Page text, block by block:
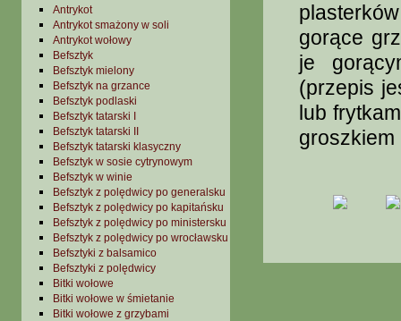
Antrykot
Antrykot smażony w soli
Antrykot wołowy
Befsztyk
Befsztyk mielony
Befsztyk na grzance
Befsztyk podlaski
Befsztyk tatarski I
Befsztyk tatarski II
Befsztyk tatarski klasyczny
Befsztyk w sosie cytrynowym
Befsztyk w winie
Befsztyk z polędwicy po generalsku
Befsztyk z polędwicy po kapitańsku
Befsztyk z polędwicy po ministersku
Befsztyk z polędwicy po wrocławsku
Befsztyki z balsamico
Befsztyki z polędwicy
Bitki wołowe
Bitki wołowe w śmietanie
Bitki wołowe z grzybami
gorące
je
(przepis
lub
groszkiem